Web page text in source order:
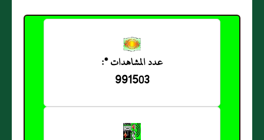
عدد المشاهدات *:
991503